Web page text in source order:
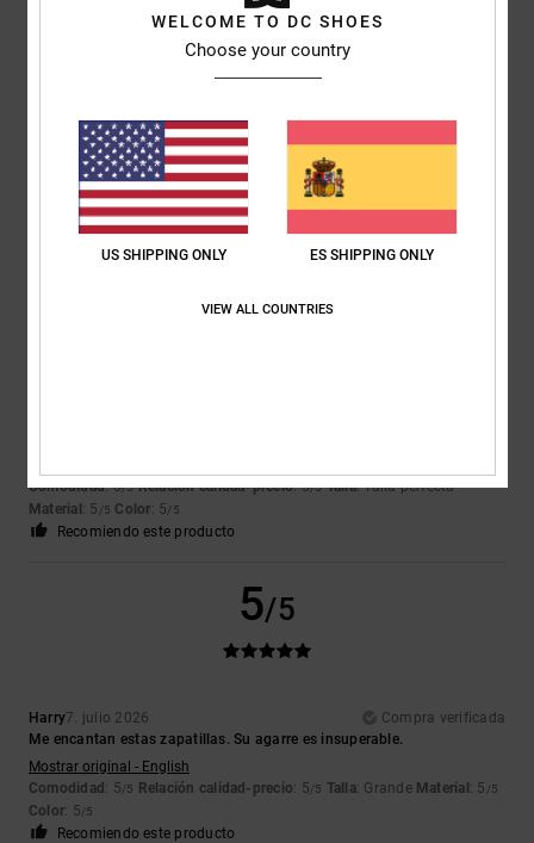
Eran justo lo que mi hijo quería
Mostrar original - English
Comodidad: 5/5 Relación calidad-precio : 5/5 Talla
Material: 5/5 Color: 5/5
Recomiendo este producto
5/5
Comodidad: 5/5 Relación calidad-precio: 5/5 Talla: Talla perfecta
Material: 5 /5 Color: 5/5
Recomiendo este producto
5/5
Harry7. julio 2026
Compra verificada
Me encantan estas zapatillas. Su agarre es insuperable.
Mostrar original - English
Comodidad: 5/5 Relación calidad-precio: 5/5 Talla: Grande Material: 5 /5
Color: 5/5
Recomiendo este producto
WELCOME TO DC SHOES
Choose your country
US SHIPPING ONLY ES SHIPPING ONLY
VIEW ALL COUNTRIES